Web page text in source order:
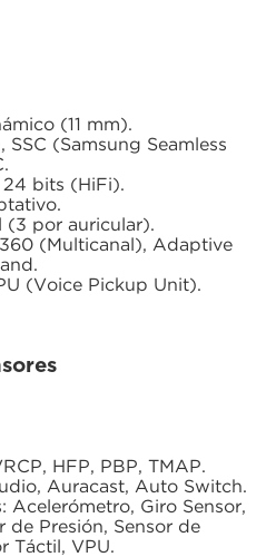
(11 mm).
SSC (Samsung Seamless
bits (HiFi).
(3 por auricular).
(Multicanal), Adaptive
(Voice Pickup Unit).
HFP, PBP, TMAP.
Auracast, Auto Switch.
Acelerómetro, Giro Sensor,
de Presión, Sensor de
Táctil, VPU.